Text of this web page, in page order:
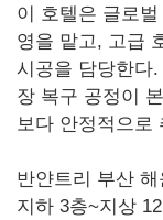
이 호텔은 글로
영을 맡고, 고급
시공을 담당한다
장 복구 공정이
보다 안정적으로
반얀트리 부산
지하 3층~지상